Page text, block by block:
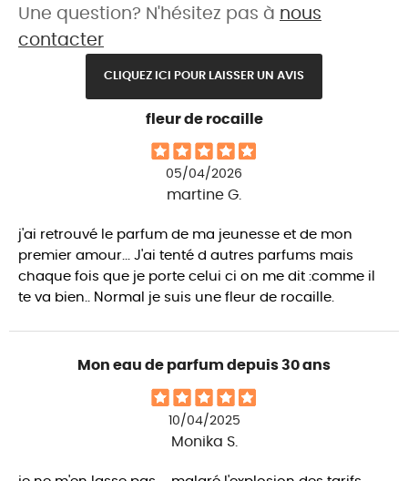
Une question? N'hésitez pas à nous
contacter
CLIQUEZ ICI POUR LAISSER UN AVIS
fleur de rocaille
05/04/2026
martine G.
j'ai retrouvé le parfum de ma jeunesse et de mon
premier amour... J'ai tenté d autres parfums mais
chaque fois que je porte celui ci on me dit :comme il
te va bien.. Normal je suis une fleur de rocaille.
Mon eau de parfum depuis 30 ans
10/04/2025
Monika S.